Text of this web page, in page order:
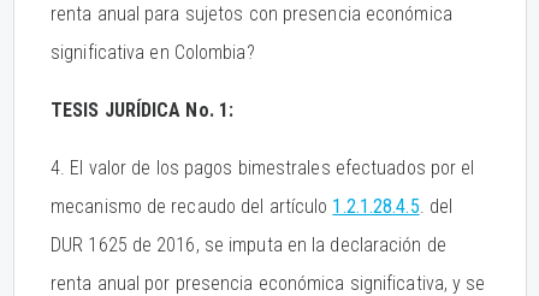
renta anual para sujetos con presencia económica
significativa en Colombia?
TESIS JURÍDICA No. 1:
4. El valor de los pagos bimestrales efectuados por el
mecanismo de recaudo del artículo 1.2.1.28.4.5 . del
DUR 1625 de 2016, se imputa en la declaración de
renta anual por presencia económica significativa, y se